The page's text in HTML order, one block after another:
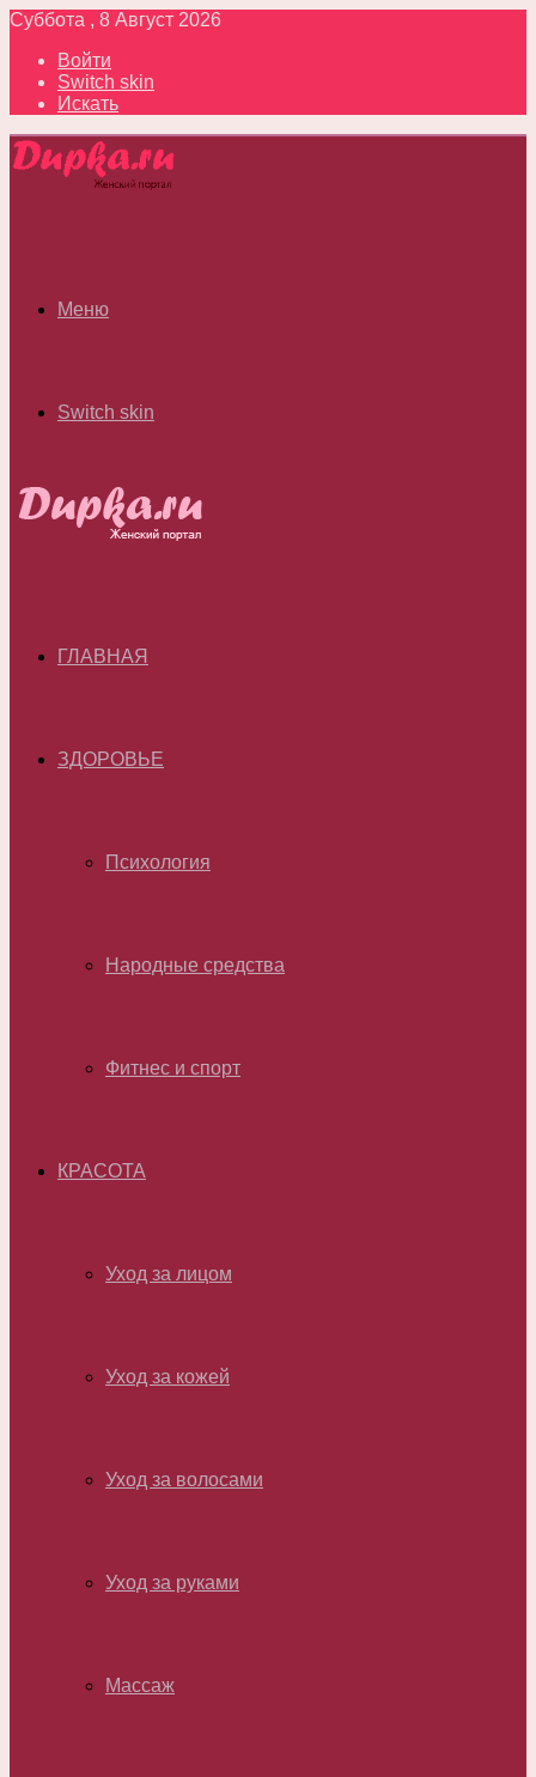
Суббота , 8 Август 2026
Войти
Switch skin
Искать
Меню
Switch skin
ГЛАВНАЯ
ЗДОРОВЬЕ
Психология
Народные средства
Фитнес и спорт
КРАСОТА
Уход за лицом
Уход за кожей
Уход за волосами
Уход за руками
Массаж